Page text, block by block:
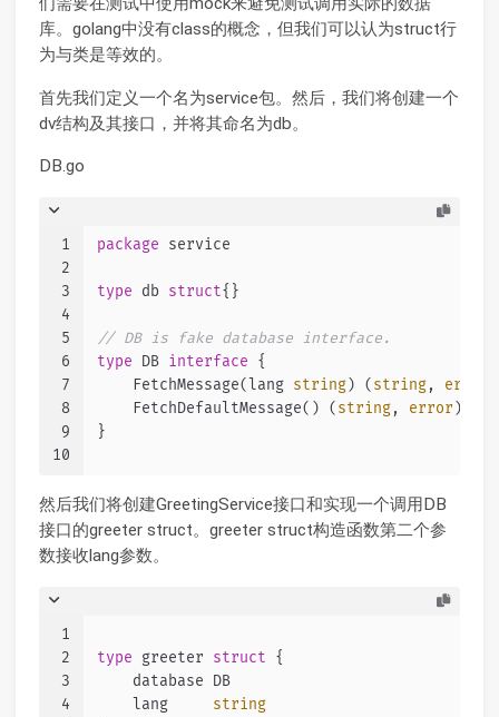
库。golang中没有class的概念，但我们可以认为struct行
为与类是等效的。
首先我们定义一个名为service包。然后，我们将创建一个
dv结构及其接口，并将其命名为db。
DB.go
1
2
3
4
5
6
7
8
9
10
package service
type db struct{}
// DB is fake database interface.
type DB interface {
    FetchMessage(lang
string) ( string, error
    FetchDefaultMessage() (
string, error )
}
然后我们将创建GreetingService接口和实现一个调用DB
接口的greeter struct。greeter struct构造函数第二个参
数接收lang参数。
1
2
3
4
type greeter struct {
    database DB
    lang
string